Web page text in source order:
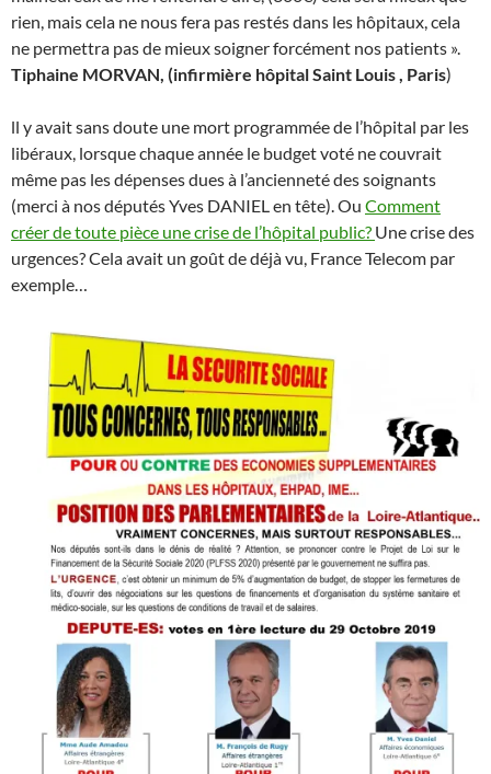
rien, mais cela ne nous fera pas restés dans les hôpitaux, cela
ne permettra pas de mieux soigner forcément nos patients ».
Tiphaine MORVAN, (infirmière hôpital Saint Louis , Paris)
ll y avait sans doute une mort programmée de l’hôpital par les
libéraux, lorsque chaque année le budget voté ne couvrait
même pas les dépenses dues à l’ancienneté des soignants
(merci à nos députés Yves DANIEL en tête). Ou Comment
créer de toute pièce une crise de l’hôpital public? Une crise des
urgences? Cela avait un goût de déjà vu, France Telecom par
exemple…